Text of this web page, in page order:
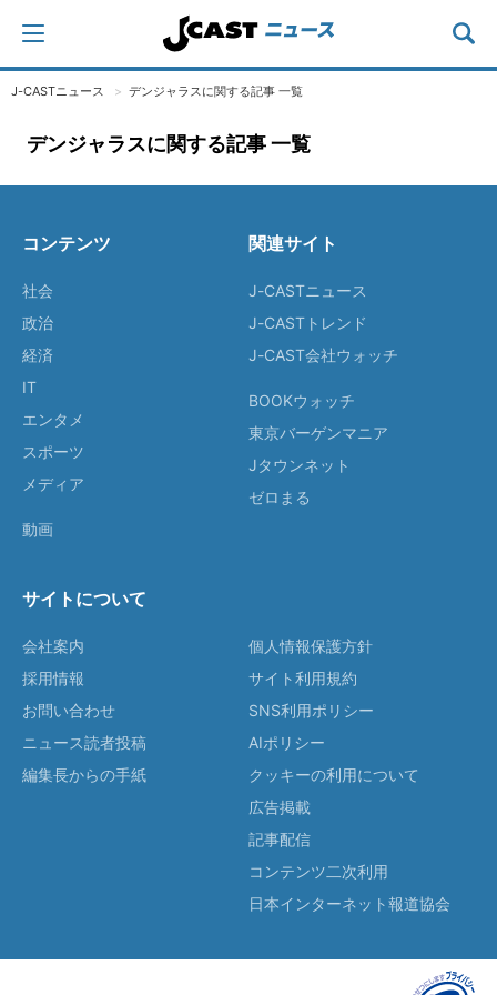
J-CASTニュース デンジャラスに関する記事 一覧
デンジャラスに関する記事 一覧
コンテンツ
社会
政治
経済
IT
エンタメ
スポーツ
メディア
動画
関連サイト
J-CASTニュース
J-CASTトレンド
J-CAST会社ウォッチ
BOOKウォッチ
東京バーゲンマニア
Jタウンネット
ゼロまる
サイトについて
会社案内
採用情報
お問い合わせ
ニュース読者投稿
編集長からの手紙
個人情報保護方針
サイト利用規約
SNS利用ポリシー
AIポリシー
クッキーの利用について
広告掲載
記事配信
コンテンツ二次利用
日本インターネット報道協会